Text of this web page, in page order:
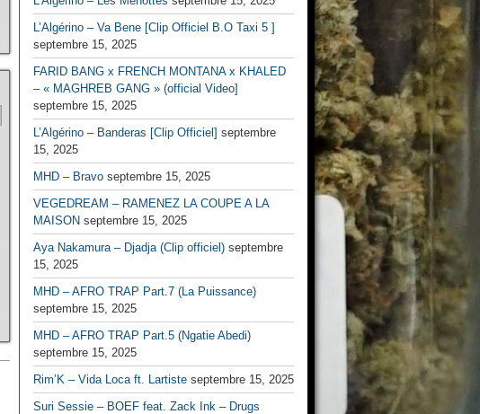
L’Algérino – Va Bene [Clip Officiel B.O Taxi 5 ]
septembre 15, 2025
FARID BANG x FRENCH MONTANA x KHALED
– « MAGHREB GANG » (official Video]
septembre 15, 2025
L’Algérino – Banderas [Clip Officiel] septembre
15, 2025
MHD – Bravo septembre 15, 2025
VEGEDREAM – RAMENEZ LA COUPE A LA
MAISON septembre 15, 2025
Aya Nakamura – Djadja (Clip officiel) septembre
15, 2025
MHD – AFRO TRAP Part.7 (La Puissance)
septembre 15, 2025
MHD – AFRO TRAP Part.5 (Ngatie Abedi)
septembre 15, 2025
Rim’K – Vida Loca ft. Lartiste septembre 15, 2025
Suri Sessie – BOEF feat. Zack Ink – Drugs